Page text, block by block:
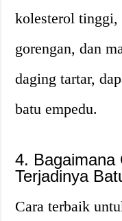
kolesterol tinggi,
gorengan, dan
daging tartar,
batu empedu.
4. Bagaimana
Terjadinya
Cara terbaik